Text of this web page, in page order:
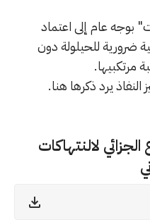
بوجه عام إلى اعتماد
ضرورية للحيلولة دون
مرتكبيها.
يرد ذكرها هنا.
لالنتهاكات